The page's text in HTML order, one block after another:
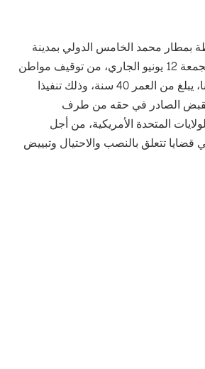
محمد الخامس الدولي بمدينة
الدار البيضاء، اليوم الجمعة 12 يونيو الجاري، من توقيف مواطن
يحمل جنسية دولة غانا، يبلغ من العمر 40 سنة، وذلك تنفيذا
القبض الصادر في حقه من طرف
المتحدة الأمريكية، من أجل
قضايا تتعلق بالنصب والاحتيال وتبييض